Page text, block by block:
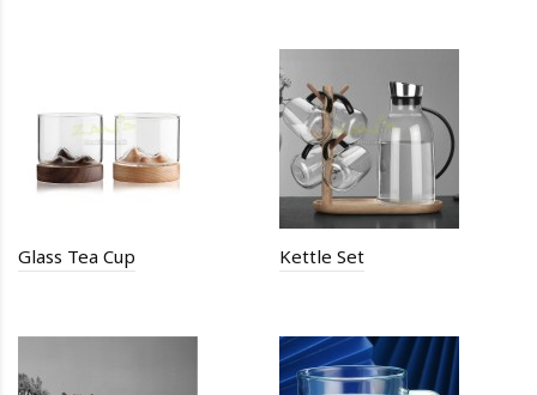
Glass Tea Cup Kettle Set